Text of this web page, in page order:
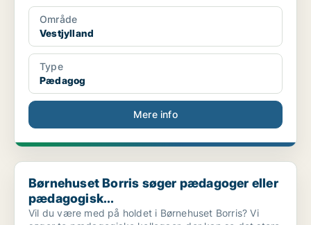
Område
Vestjylland
Type
Pædagog
Mere info
Børnehuset Borris søger pædagoger eller pædagogisk...
Børnehuset Borris søger pædagoger eller
pædagogisk...
Vil du være med på holdet i Børnehuset Borris? Vi